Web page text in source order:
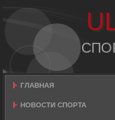
ГЛАВНАЯ
НОВОСТИ СПОРТА